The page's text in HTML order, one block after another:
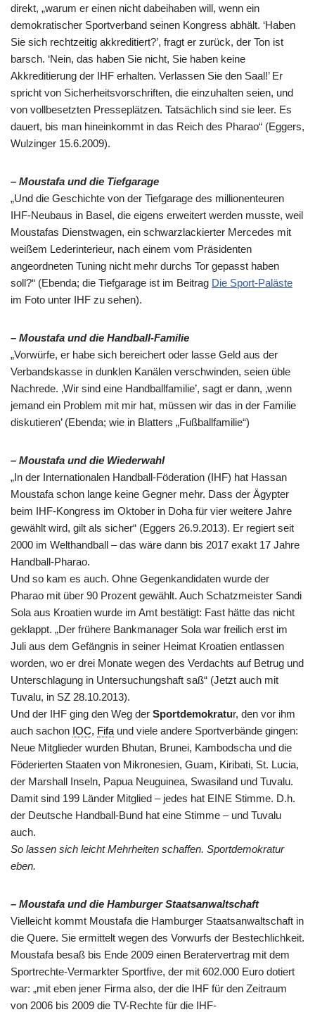
direkt, „warum er einen nicht dabeihaben will, wenn ein
demokratischer Sportverband seinen Kongress abhält. ‘Haben
Sie sich rechtzeitig akkreditiert?’, fragt er zurück, der Ton ist
barsch. ‘Nein, das haben Sie nicht, Sie haben keine
Akkreditierung der IHF erhalten. Verlassen Sie den Saal!’ Er
spricht von Sicherheitsvorschriften, die einzuhalten seien, und
von vollbesetzten Presseplätzen. Tatsächlich sind sie leer. Es
dauert, bis man hineinkommt in das Reich des Pharao“ (Eggers,
Wulzinger 15.6.2009).
– Moustafa und die Tiefgarage
„Und die Geschichte von der Tiefgarage des millionenteuren
IHF-Neubaus in Basel, die eigens erweitert werden musste, weil
Moustafas Dienstwagen, ein schwarzlackierter Mercedes mit
weißem Lederinterieur, nach einem vom Präsidenten
angeordneten Tuning nicht mehr durchs Tor gepasst haben
soll?“ (Ebenda; die Tiefgarage ist im Beitrag Die Sport-Paläste
im Foto unter IHF zu sehen).
– Moustafa und die Handball-Familie
„Vorwürfe, er habe sich bereichert oder lasse Geld aus der
Verbandskasse in dunklen Kanälen verschwinden, seien üble
Nachrede. ‚Wir sind eine Handballfamilie’, sagt er dann, ‚wenn
jemand ein Problem mit mir hat, müssen wir das in der Familie
diskutieren’ (Ebenda; wie in Blatters „Fußballfamilie“)
– Moustafa und die Wiederwahl
„In der Internationalen Handball-Föderation (IHF) hat Hassan
Moustafa schon lange keine Gegner mehr. Dass der Ägypter
beim IHF-Kongress im Oktober in Doha für vier weitere Jahre
gewählt wird, gilt als sicher“ (Eggers 26.9.2013). Er regiert seit
2000 im Welthandball – das wäre dann bis 2017 exakt 17 Jahre
Handball-Pharao.
Und so kam es auch. Ohne Gegenkandidaten wurde der
Pharao mit über 90 Prozent gewählt. Auch Schatzmeister Sandi
Sola aus Kroatien wurde im Amt bestätigt: Fast hätte das nicht
geklappt. „Der frühere Bankmanager Sola war freilich erst im
Juli aus dem Gefängnis in seiner Heimat Kroatien entlassen
worden, wo er drei Monate wegen des Verdachts auf Betrug und
Unterschlagung in Untersuchungshaft saß“ (Jetzt auch mit
Tuvalu, in SZ 28.10.2013).
Und der IHF ging den Weg der Sportdemokratur, den vor ihm
auch sachon IOC, Fifa und viele andere Sportverbände gingen:
Neue Mitglieder wurden Bhutan, Brunei, Kambodscha und die
Föderierten Staaten von Mikronesien, Guam, Kiribati, St. Lucia,
der Marshall Inseln, Papua Neuguinea, Swasiland und Tuvalu.
Damit sind 199 Länder Mitglied – jedes hat EINE Stimme. D.h.
der Deutsche Handball-Bund hat eine Stimme – und Tuvalu
auch.
So lassen sich leicht Mehrheiten schaffen. Sportdemokratur
eben.
– Moustafa und die Hamburger Staatsanwaltschaft
Vielleicht kommt Moustafa die Hamburger Staatsanwaltschaft in
die Quere. Sie ermittelt wegen des Vorwurfs der Bestechlichkeit.
Moustafa besaß bis Ende 2009 einen Beratervertrag mit dem
Sportrechte-Vermarkter Sportfive, der mit 602.000 Euro dotiert
war: „mit eben jener Firma also, der die IHF für den Zeitraum
von 2006 bis 2009 die TV-Rechte für die IHF-